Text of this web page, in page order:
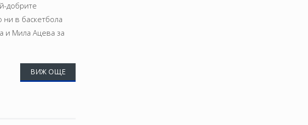
добрите
ни в баскетбола
и Мила Ацева за
ВИЖ ОЩЕ